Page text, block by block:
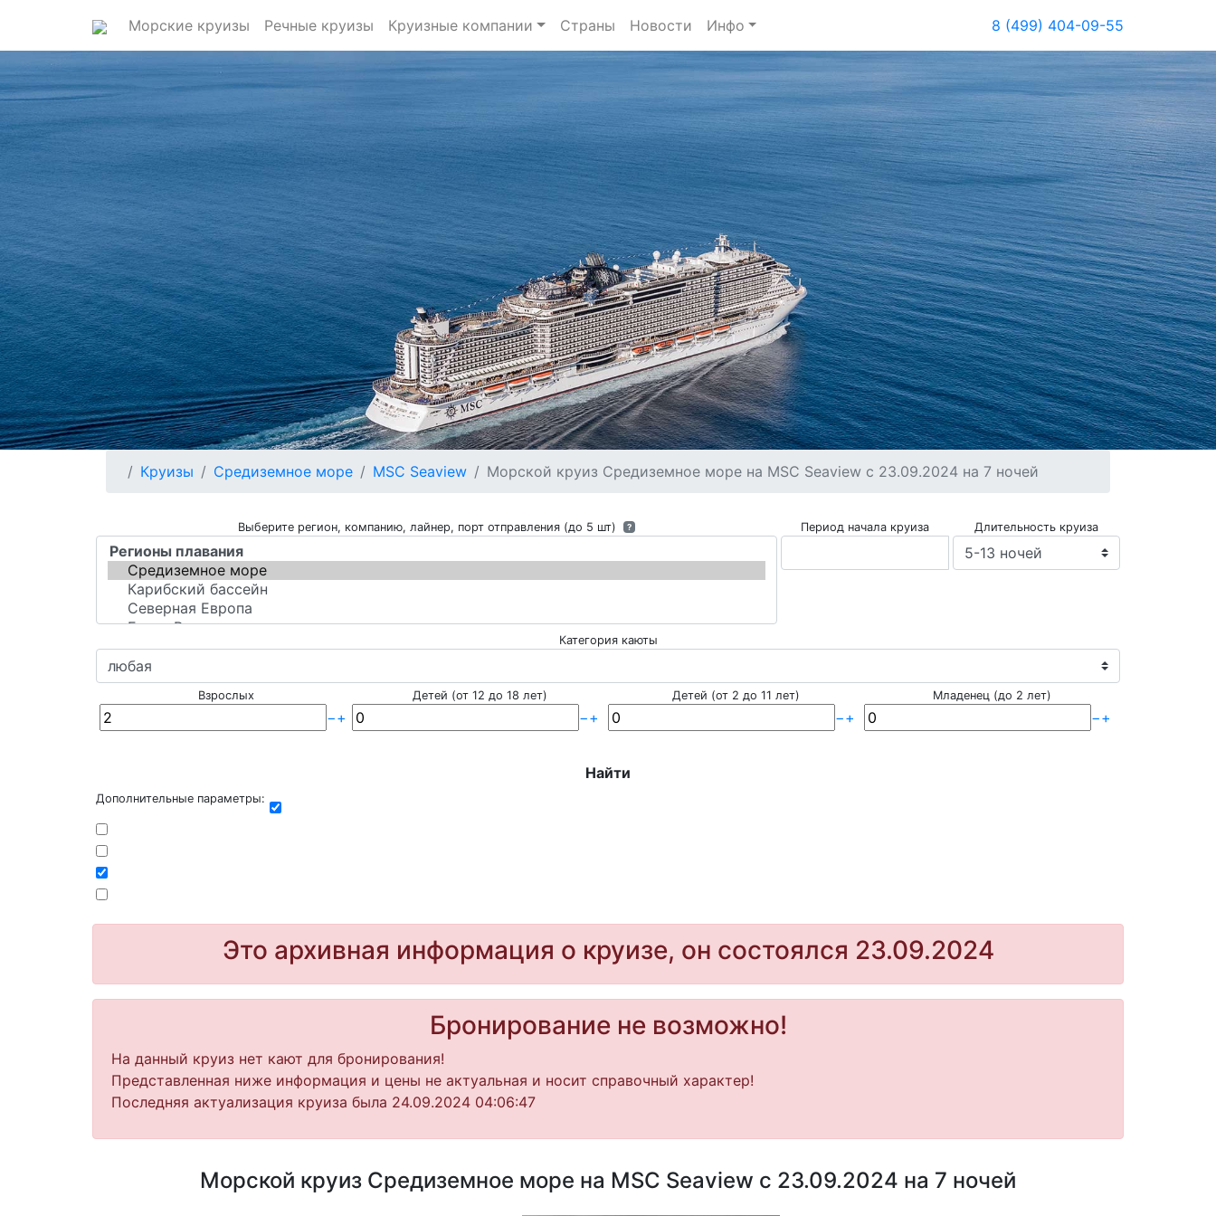
Морские круизы Речные круизы Круизные компании Страны Новости Инфо 8 (499) 404-09-55
Круизы Средиземное море MSC Seaview Морской круиз Средиземное море на MSC Seaview с 23.09.2024 на 7 ночей
Выберите регион, компанию, лайнер, порт отправления (до 5 шт) ? Период начала круиза Длительность круиза
Категория каюты
Взрослых
−+
Детей (от 12 до 18 лет)
−+
Детей (от 2 до 11 лет)
−+
Младенец (до 2 лет)
−+
Найти
Дополнительные параметры:
Это архивная информация о круизе, он состоялся 23.09.2024
Бронирование не возможно!
На данный круиз нет кают для бронирования!
Представленная ниже информация и цены не актуальная и носит справочный характер!
Последняя актуализация круиза была 24.09.2024 04:06:47
Морской круиз Средиземное море на MSC Seaview с 23.09.2024 на 7 ночей